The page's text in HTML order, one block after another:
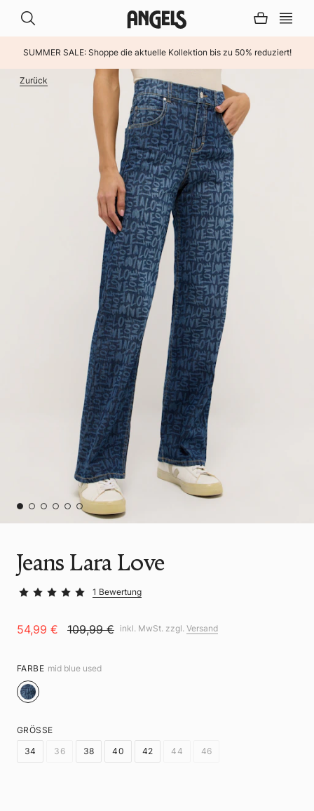
SUMMER SALE: Shoppe die aktuelle Kollektion bis zu 50% reduziert!
Zurück
Jeans Lara Love
1 Bewertung
54,99 € 109,99 € inkl. MwSt. zzgl. Versand
FARBE mid blue used
GRÖSSE
34
36 38 40 42 44 46